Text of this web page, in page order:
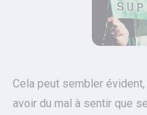
Cela peut sembler
avoir du mal à sentir que